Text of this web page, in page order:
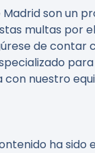
son un
multas por
de contar
nuestro
ha